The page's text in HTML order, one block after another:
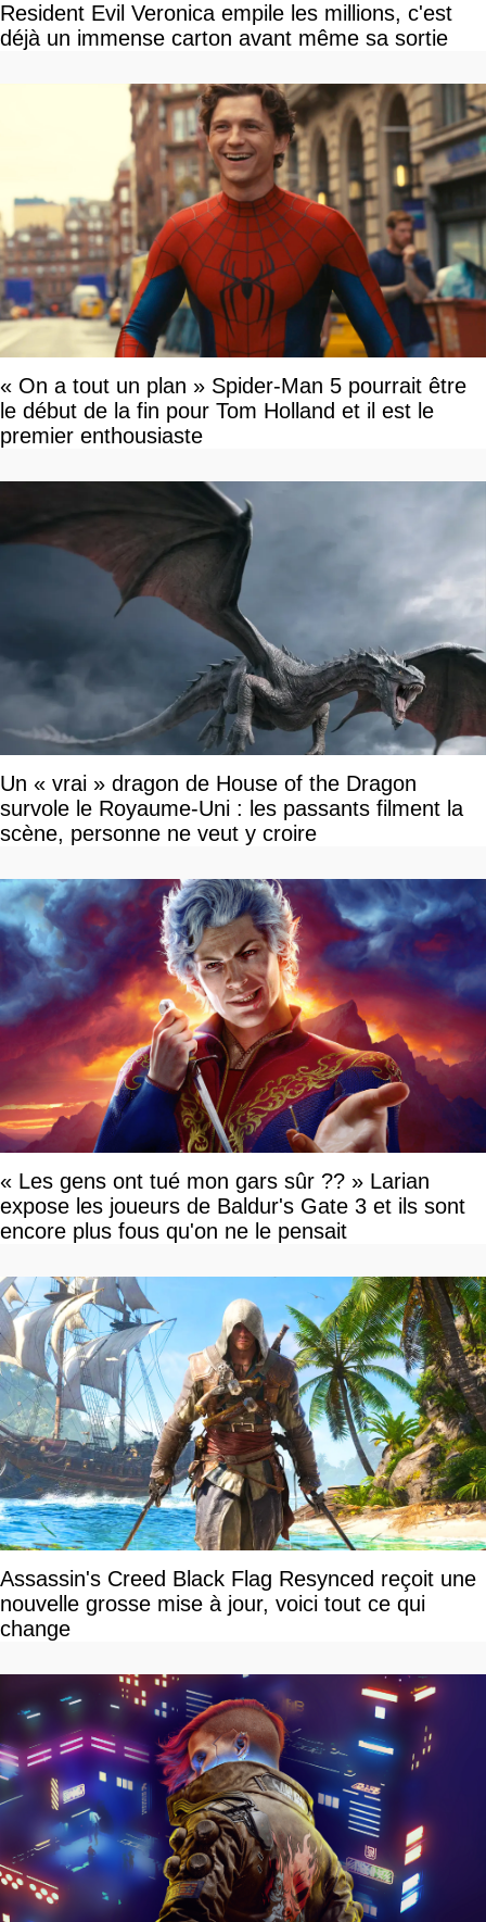
Resident Evil Veronica empile les millions, c'est
déjà un immense carton avant même sa sortie
« On a tout un plan » Spider-Man 5 pourrait être
le début de la fin pour Tom Holland et il est le
premier enthousiaste
Un « vrai » dragon de House of the Dragon
survole le Royaume-Uni : les passants filment la
scène, personne ne veut y croire
« Les gens ont tué mon gars sûr ?? » Larian
expose les joueurs de Baldur's Gate 3 et ils sont
encore plus fous qu'on ne le pensait
Assassin's Creed Black Flag Resynced reçoit une
nouvelle grosse mise à jour, voici tout ce qui
change